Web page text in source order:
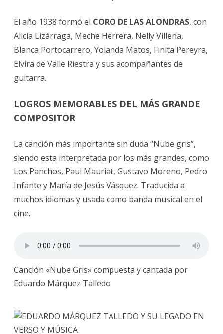
El año 1938 formó el CORO DE LAS ALONDRAS, con
Alicia Lizárraga, Meche Herrera, Nelly Villena,
Blanca Portocarrero, Yolanda Matos, Finita Pereyra,
Elvira de Valle Riestra y sus acompañantes de
guitarra.
LOGROS MEMORABLES DEL MÁS GRANDE
COMPOSITOR
La canción más importante sin duda “Nube gris”,
siendo esta interpretada por los más grandes, como
Los Panchos, Paul Mauriat, Gustavo Moreno, Pedro
Infante y María de Jesús Vásquez. Traducida a
muchos idiomas y usada como banda musical en el
cine.
Canción «Nube Gris» compuesta y cantada por
Eduardo Márquez Talledo